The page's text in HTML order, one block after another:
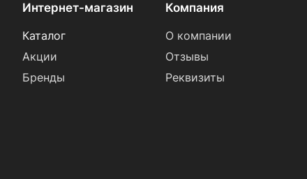
Интернет-магазин
Каталог
Акции
Бренды
Компания
О компании
Отзывы
Реквизиты